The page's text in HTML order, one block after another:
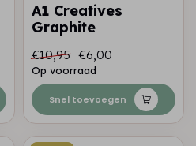
A1 Creatives
Graphite
€10,95 €6,00
Op voorraad
Snel toevoegen